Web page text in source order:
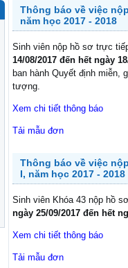
Thông báo về việc
năm học 2017 - 2018
Sinh viên nộp hồ sơ trực
14/08/2017 đến hết ngày
ban hành Quyết định miễn,
tượng.
Xem chi tiết thông báo
Tải mẫu đơn
Thông báo về việc
I, năm học 2017 - 2018
Sinh viên Khóa 43 nộp hồ
ngày 25/09/2017 đến hết
Xem chi tiết thông báo
Tải mẫu đơn